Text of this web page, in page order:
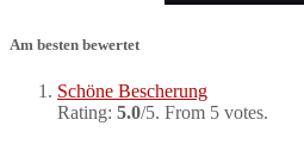
Am besten bewertet
Schöne Bescherung
Rating: 5.0/5. From 5 votes.